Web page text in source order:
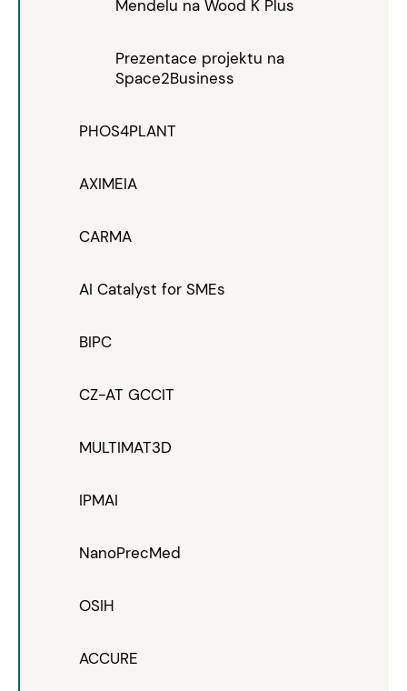
Mendelu na Wood K Plus
Prezentace projektu na
Space2Business
PHOS4PLANT
AXIMEIA
CARMA
AI Catalyst for SMEs
BIPC
CZ-AT GCCIT
MULTIMAT3D
IPMAI
NanoPrecMed
OSIH
ACCURE